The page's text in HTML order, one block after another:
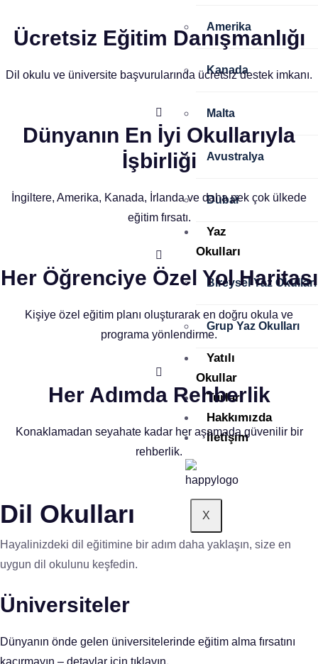
Amerika
Kanada
Malta
Avustralya
Dubai
Yaz
Okulları
Bireysel Yaz Okulları
Grup Yaz Okulları
Yatılı
Okullar
Turlar
Hakkımızda
İletişim
X
Ücretsiz Eğitim Danışmanlığı
Dil okulu ve üniversite başvurularında ücretsiz destek imkanı.
Dünyanın En İyi Okullarıyla
İşbirliği
İngiltere, Amerika, Kanada, İrlanda ve daha pek çok ülkede
eğitim fırsatı.
Her Öğrenciye Özel Yol Haritası
Kişiye özel eğitim planı oluşturarak en doğru okula ve
programa yönlendirme.
Her Adımda Rehberlik
Konaklamadan seyahate kadar her aşamada güvenilir bir
rehberlik.
Dil Okulları
Hayalinizdeki dil eğitimine bir adım daha yaklaşın, size en
uygun dil okulunu keşfedin.
Üniversiteler
Dünyanın önde gelen üniversitelerinde eğitim alma fırsatını
kaçırmayın – detaylar için tıklayın.